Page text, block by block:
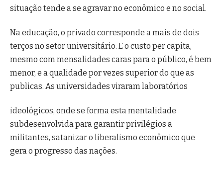
situação tende a se agravar no econômico e no social.
Na educação, o privado corresponde a mais de dois
terços no setor universitário. E o custo per capita,
mesmo com mensalidades caras para o público, é bem
menor, e a qualidade por vezes superior do que as
publicas. As universidades viraram laboratórios
ideológicos, onde se forma esta mentalidade
subdesenvolvida para garantir privilégios a
militantes, satanizar o liberalismo econômico que
gera o progresso das nações.